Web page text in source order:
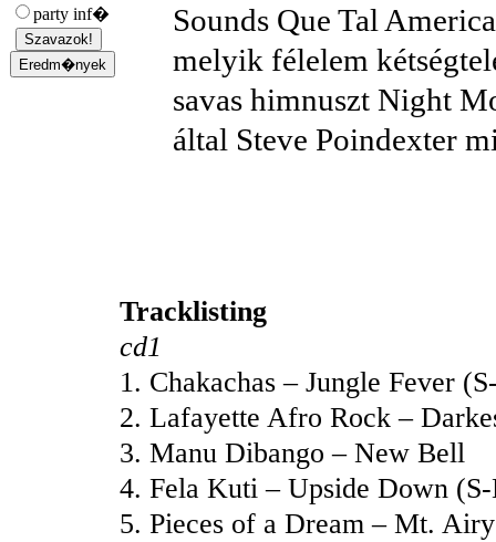
party inf�
Sounds Que Tal
melyik félelem
savas himnuszt Night
által Steve Poindexter
Tracklisting
cd1
1. Chakachas – Jungle Fever
2. Lafayette Afro Rock –
3. Manu Dibango – New Bell
4. Fela Kuti – Upside Down
5. Pieces of a Dream – Mt.